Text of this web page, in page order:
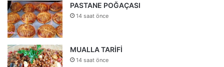
PASTANE POĞAÇASI
14 saat önce
MUALLA TARİFİ
14 saat önce